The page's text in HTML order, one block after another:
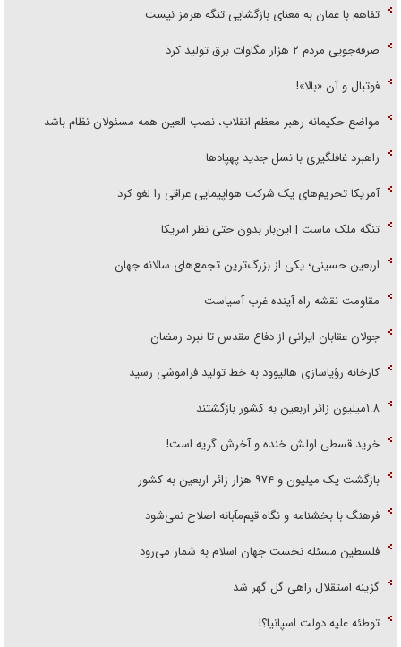
تفاهم با عمان به معنای بازگشایی تنگه هرمز نیست
صرفه‌جویی مردم ۲ هزار مگاوات برق تولید کرد
فوتبال و آن «بالا»!
مواضع حکیمانه رهبر معظم انقلاب، نصب العین همه مسئولان نظام باشد
راهبرد غافلگیری با نسل جدید پهپاد‌ها
آمریکا تحریم‌های یک شرکت هواپیمایی عراقی را لغو کرد
تنگه ملک ماست | این‌بار بدون حتی نظر امریکا
اربعین حسینی؛ یکی از بزرگ‌ترین تجمع‌های سالانه جهان
مقاومت نقشه راه آینده غرب آسیاست
جولان عقابان ایرانی از دفاع مقدس تا نبرد رمضان
کارخانه رؤیاسازی هالیوود به خط تولید فراموشی رسید
۱.۸میلیون زائر اربعین به کشور بازگشتند
خرید قسطی اولش خنده و آخرش گریه است!
بازگشت یک میلیون و ۹۷۴ هزار زائر اربعین به کشور
فرهنگ با بخشنامه و نگاه قیم‌مآبانه اصلاح نمی‌شود
فلسطین مسئله نخست جهان اسلام به شمار می‌رود
گزینه استقلال راهی گل گهر شد
توطئه علیه دولت اسپانیا؟!